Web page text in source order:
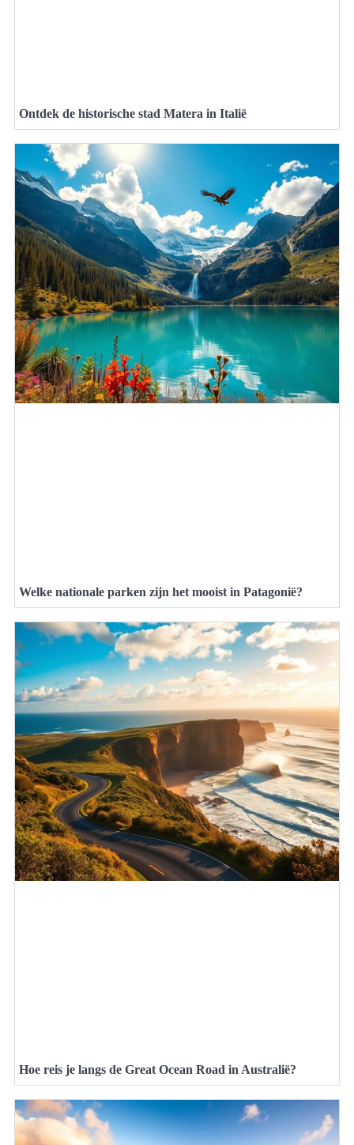
Ontdek de historische stad Matera in Italië
Welke nationale parken zijn het mooist in Patagonië?
Hoe reis je langs de Great Ocean Road in Australië?